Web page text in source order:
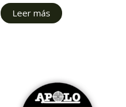
Leer más